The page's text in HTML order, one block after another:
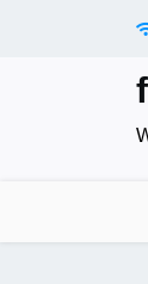
blauw: de